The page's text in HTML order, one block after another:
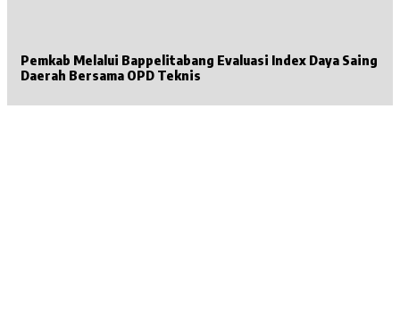
Pemkab Melalui Bappelitabang Evaluasi Index Daya Saing
Daerah Bersama OPD Teknis